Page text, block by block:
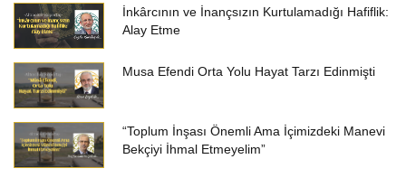
İnkârcının ve İnançsızın Kurtulamadığı Hafiflik:
Alay Etme
Musa Efendi Orta Yolu Hayat Tarzı Edinmişti
“Toplum İnşası Önemli Ama İçimizdeki Manevi
Bekçiyi İhmal Etmeyelim”